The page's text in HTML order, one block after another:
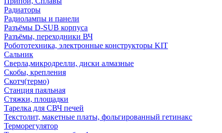
Радиаторы
Радиолампы и панели
Разъёмы D-SUB корпуса
Разъёмы, переходники ВЧ
Робототехника, электронные конструкторы KIT
Сальник
Сверла,микродрелли, диски алмазные
Скобы, крепления
Скотч(термо)
Станция паяльная
Стяжки, площадки
Тарелка для СВЧ печей
Текстолит, макетные платы, фольгированный гетинакс
Терморегулятор